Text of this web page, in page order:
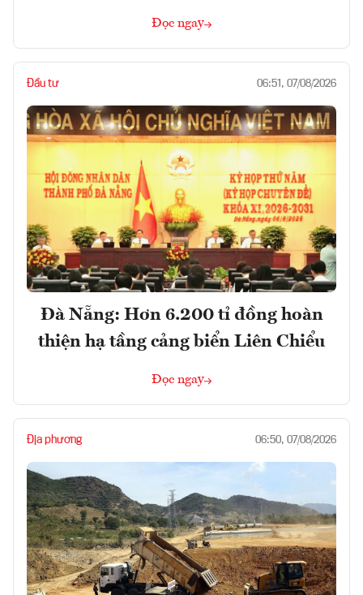
Đọc ngay
Đầu tư 06:51, 07/08/2026
Đà Nẵng: Hơn 6.200 tỉ đồng hoàn
thiện hạ tầng cảng biển Liên Chiểu
Đọc ngay
Địa phương 06:50, 07/08/2026